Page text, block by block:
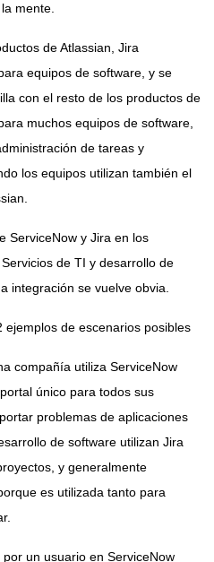
mente.
de Atlassian, Jira
equipos de software, y se
con el resto de los productos de
muchos equipos de software,
de tareas y
los equipos utilizan también el
ServiceNow y Jira en los
de TI y desarrollo de
integración se vuelve obvia.
ejemplos de escenarios posibles
compañía utiliza ServiceNow
único para todos sus
problemas de aplicaciones
de software utilizan Jira
y generalmente
es utilizada tanto para
un usuario en ServiceNow